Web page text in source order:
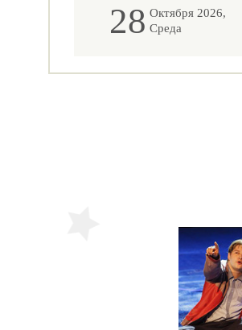
28 Октября 2026,
Среда